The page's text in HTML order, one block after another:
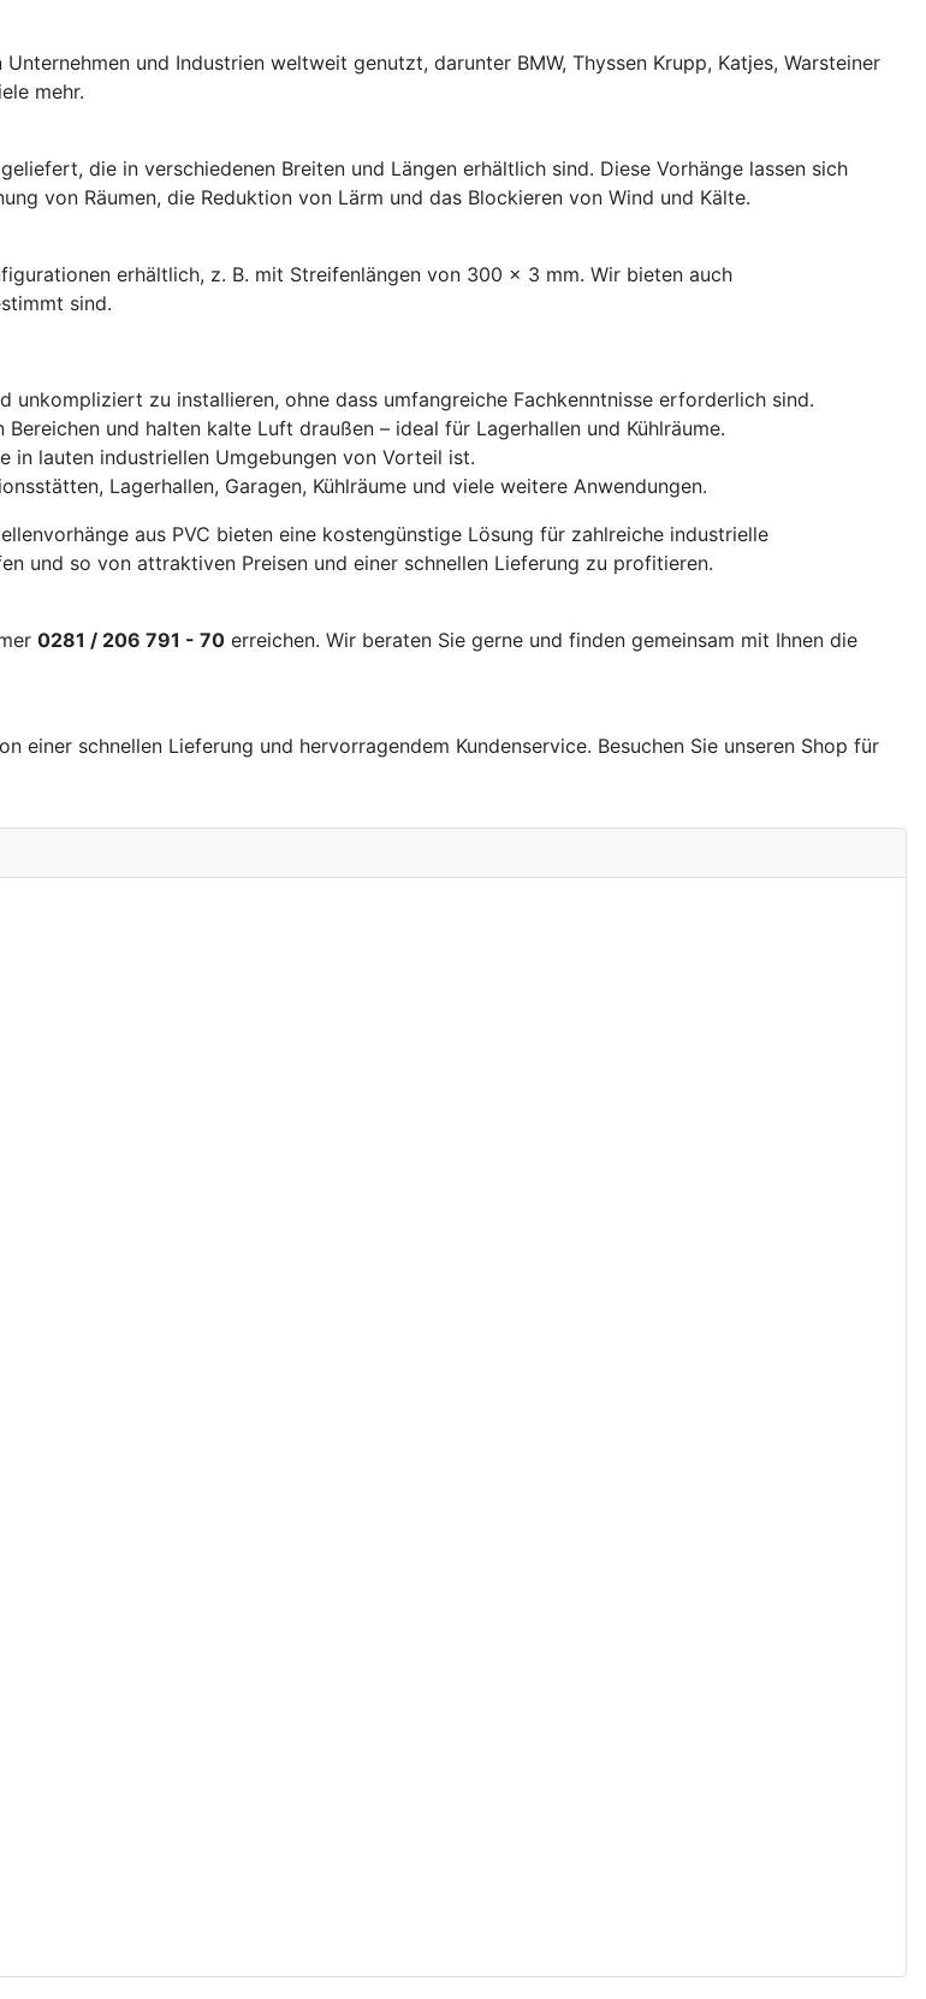
und Industrien weltweit genutzt, darunter BMW, Thyssen Krupp, Katjes, Warsteiner
mehr.
die in verschiedenen Breiten und Längen erhältlich sind. Diese Vorhänge lassen sich
von Räumen, die Reduktion von Lärm und das Blockieren von Wind und Kälte.
erhältlich, z. B. mit Streifenlängen von 300 x 3 mm. Wir bieten auch
sind.
unkompliziert zu installieren, ohne dass umfangreiche Fachkenntnisse erforderlich sind.
und halten kalte Luft draußen – ideal für Lagerhallen und Kühlräume.
in lauten industriellen Umgebungen von Vorteil ist.
Lagerhallen, Garagen, Kühlräume und viele weitere Anwendungen.
aus PVC bieten eine kostengünstige Lösung für zahlreiche industrielle
und so von attraktiven Preisen und einer schnellen Lieferung zu profitieren.
0281 / 206 791 - 70 erreichen. Wir beraten Sie gerne und finden gemeinsam mit Ihnen die
einer schnellen Lieferung und hervorragendem Kundenservice. Besuchen Sie unseren Shop für